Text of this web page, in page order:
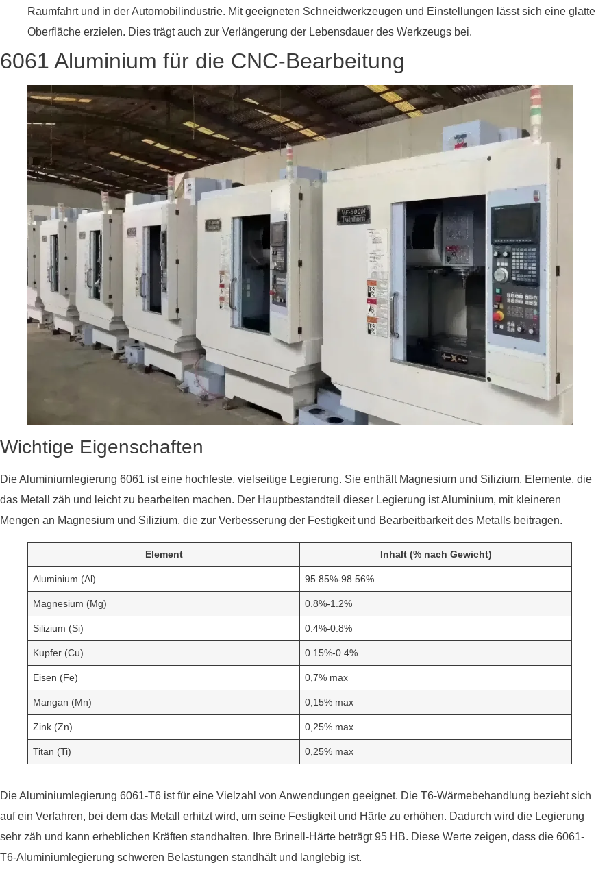
Raumfahrt und in der Automobilindustrie. Mit geeigneten Schneidwerkzeugen und Einstellungen lässt sich eine glatte
Oberfläche erzielen. Dies trägt auch zur Verlängerung der Lebensdauer des Werkzeugs bei.
6061 Aluminium für die CNC-Bearbeitung
Wichtige Eigenschaften
Die Aluminiumlegierung 6061 ist eine hochfeste, vielseitige Legierung. Sie enthält Magnesium und Silizium, Elemente, die
das Metall zäh und leicht zu bearbeiten machen. Der Hauptbestandteil dieser Legierung ist Aluminium, mit kleineren
Mengen an Magnesium und Silizium, die zur Verbesserung der Festigkeit und Bearbeitbarkeit des Metalls beitragen.
Element Inhalt (% nach Gewicht)
Aluminium (Al) 95.85%-98.56%
Magnesium (Mg) 0.8%-1.2%
Silizium (Si) 0.4%-0.8%
Kupfer (Cu) 0.15%-0.4%
Eisen (Fe) 0,7% max
Mangan (Mn) 0,15% max
Zink (Zn) 0,25% max
Titan (Ti) 0,25% max
Die Aluminiumlegierung 6061-T6 ist für eine Vielzahl von Anwendungen geeignet. Die T6-Wärmebehandlung bezieht sich
auf ein Verfahren, bei dem das Metall erhitzt wird, um seine Festigkeit und Härte zu erhöhen. Dadurch wird die Legierung
sehr zäh und kann erheblichen Kräften standhalten. Ihre Brinell-Härte beträgt 95 HB. Diese Werte zeigen, dass die 6061-
T6-Aluminiumlegierung schweren Belastungen standhält und langlebig ist.